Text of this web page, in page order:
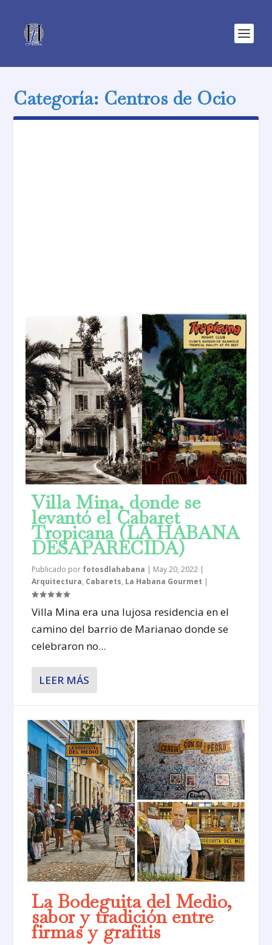
Categoría: Centros de Ocio
Villa Mina, donde se
levantó el Cabaret
Tropicana (LA HABANA
DESAPARECIDA)
Publicado por fotosdlahabana | May 20, 2022 |
Arquitectura, Cabarets, La Habana Gourmet |
Villa Mina era una lujosa residencia en el
camino del barrio de Marianao donde se
celebraron no...
LEER MÁS
La Bodeguita del Medio,
sabor y tradición entre
firmas y grafitis